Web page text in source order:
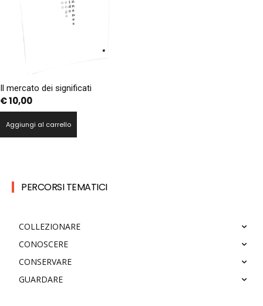
Il mercato dei significati
€10,00
Aggiungi al carrello
PERCORSI TEMATICI
COLLEZIONARE
CONOSCERE
CONSERVARE
GUARDARE